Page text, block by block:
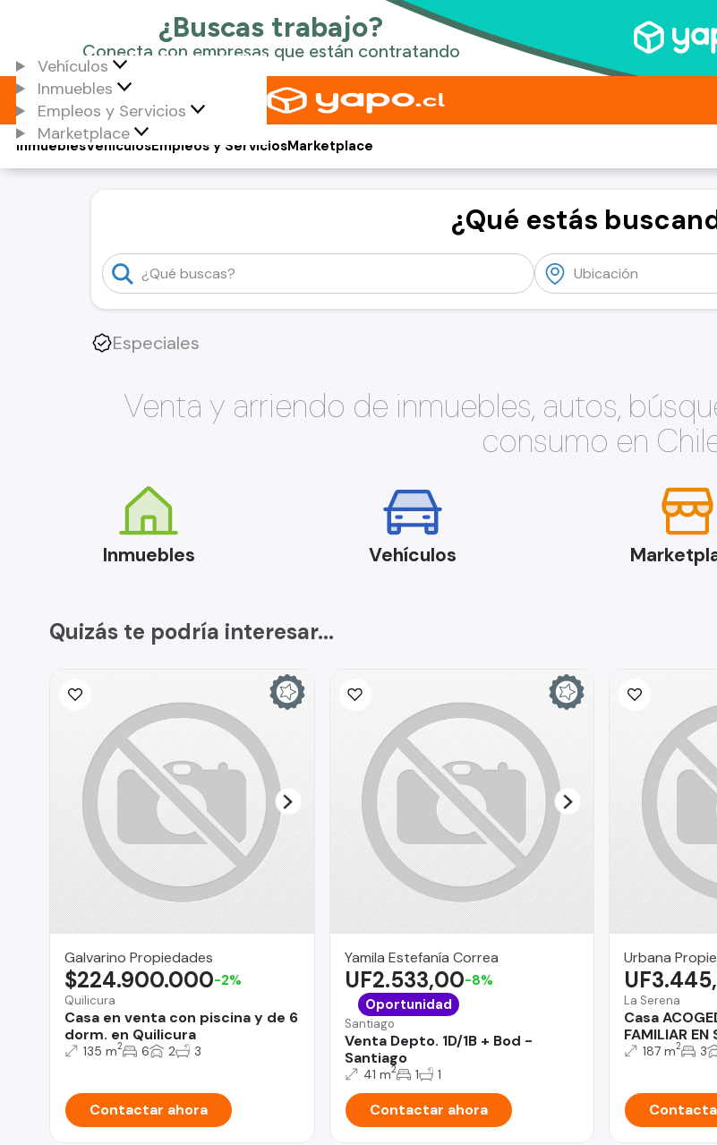
Vehículos
Inmuebles
Empleos y Servicios
Marketplace
Vehículos
Inmuebles Empleos y ServiciosMarketplace
¿Qué estás
Especiales
Venta y arriendo de inmuebles, autos,
consumo en
Inmuebles Vehículos
Quizás te podría interesar...
Galvarino Propiedades
Quilicura
Casa en venta con piscina y de 6
dorm. en Quilicura
$224.900.000-2%
135 m2 6 2 3
Contactar ahora
Yamila Estefanía Correa
Santiago
Venta Depto. 1D/1B + Bod -
Santiago
UF2.533,00-8%
Oportunidad
41 m2 1 1
Contactar ahora
Urbana
La Serena
Casa
FAMILIAR EN
187 m2 3